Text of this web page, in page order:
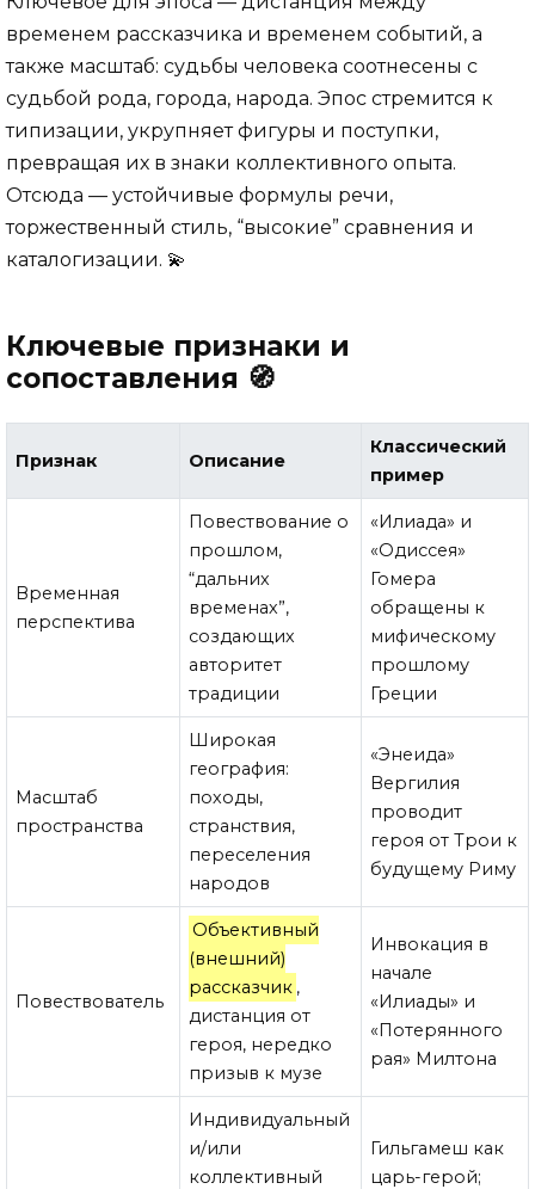
временем рассказчика и временем событий, а
также масштаб: судьбы человека соотнесены с
судьбой рода, города, народа. Эпос стремится к
типизации, укрупняет фигуры и поступки,
превращая их в знаки коллективного опыта.
Отсюда — устойчивые формулы речи,
торжественный стиль, “высокие” сравнения и
каталогизации. 💫
Ключевые признаки и
сопоставления 🧭
Признак Описание
Классический
пример
Временная
перспектива
Повествование о
прошлом,
“дальних
временах”,
создающих
авторитет
традиции
«Илиада» и
«Одиссея»
Гомера
обращены к
мифическому
прошлому
Греции
Масштаб
пространства
Широкая
география:
походы,
странствия,
переселения
народов
«Энеида»
Вергилия
проводит
героя от Трои к
будущему Риму
Повествователь
Объективный
(внешний)
рассказчик ,
дистанция от
героя, нередко
призыв к музе
Инвокация в
начале
«Илиады» и
«Потерянного
рая» Милтона
Индивидуальный
и/или
коллективный
Гильгамеш как
царь-герой;